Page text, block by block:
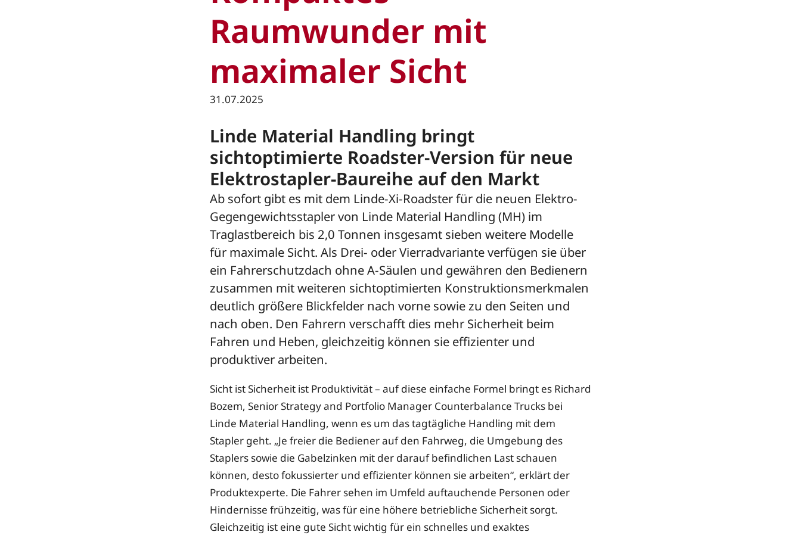
Raumwunder mit
maximaler Sicht
31.07.2025
Linde Material Handling bringt
sichtoptimierte Roadster-Version für neue
Elektrostapler-Baureihe auf den Markt
Ab sofort gibt es mit dem Linde-Xi-Roadster für die neuen Elektro-
Gegengewichtsstapler von Linde Material Handling (MH) im
Traglastbereich bis 2,0 Tonnen insgesamt sieben weitere Modelle
für maximale Sicht. Als Drei- oder Vierradvariante verfügen sie über
ein Fahrerschutzdach ohne A-Säulen und gewähren den Bedienern
zusammen mit weiteren sichtoptimierten Konstruktionsmerkmalen
deutlich größere Blickfelder nach vorne sowie zu den Seiten und
nach oben. Den Fahrern verschafft dies mehr Sicherheit beim
Fahren und Heben, gleichzeitig können sie effizienter und
produktiver arbeiten.
Sicht ist Sicherheit ist Produktivität – auf diese einfache Formel bringt es Richard
Bozem, Senior Strategy and Portfolio Manager Counterbalance Trucks bei
Linde Material Handling, wenn es um das tagtägliche Handling mit dem
Stapler geht. „Je freier die Bediener auf den Fahrweg, die Umgebung des
Staplers sowie die Gabelzinken mit der darauf befindlichen Last schauen
können, desto fokussierter und effizienter können sie arbeiten“, erklärt der
Produktexperte. Die Fahrer sehen im Umfeld auftauchende Personen oder
Hindernisse frühzeitig, was für eine höhere betriebliche Sicherheit sorgt.
Gleichzeitig ist eine gute Sicht wichtig für ein schnelles und exaktes